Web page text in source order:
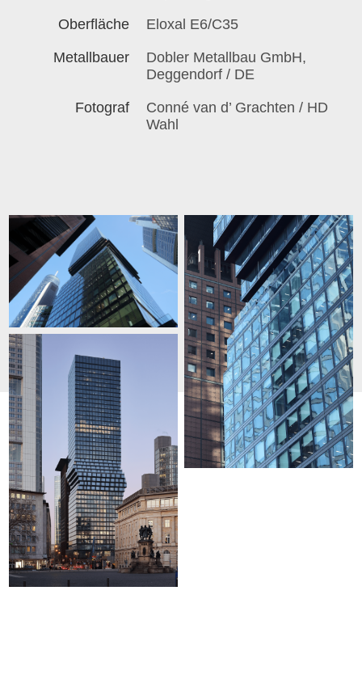
Oberfläche Eloxal E6/C35
Metallbauer
Dobler Metallbau GmbH,
Deggendorf / DE
Fotograf
Conné van d’ Grachten / HD
Wahl